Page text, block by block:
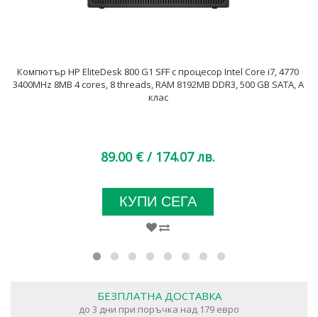
Компютър HP EliteDesk 800 G1 SFF с процесор Intel Core i7, 4770
3400MHz 8MB 4 cores, 8 threads, RAM 8192MB DDR3, 500 GB SATA, А
клас
89.00 € / 174.07 лв.
КУПИ СЕГА
БЕЗПЛАТНА ДОСТАВКА
до 3 дни при поръчка над 179 евро